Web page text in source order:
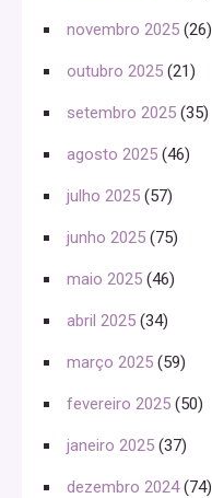
novembro 2025 (26)
outubro 2025 (21)
setembro 2025 (35)
agosto 2025 (46)
julho 2025 (57)
junho 2025 (75)
maio 2025 (46)
abril 2025 (34)
março 2025 (59)
fevereiro 2025 (50)
janeiro 2025 (37)
dezembro 2024(74)